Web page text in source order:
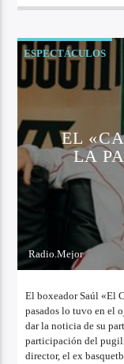
ESPECTÁCULOS
EL
LA
Radio.Mejor
El boxeador Saúl «El
pasados lo tuvo en el
dar la noticia de su
participación del
director, el ex